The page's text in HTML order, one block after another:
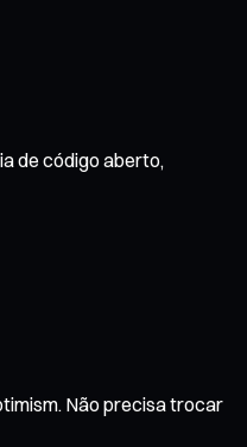
de código aberto,
Não precisa trocar